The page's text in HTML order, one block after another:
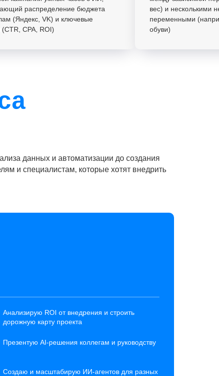
распределение бюджета
(Яндекс, VK) и ключевые
(CTR, CPA, ROI)
вес) и несколькими
переменными
обуви)
данных и автоматизации до создания
и специалистам, которые хотят внедрить
Анализирую ROI от внедрения и строить
дорожную карту проекта
Презентую AI-решения коллегам и руководству
Создаю и масштабирую ИИ-агентов для разных